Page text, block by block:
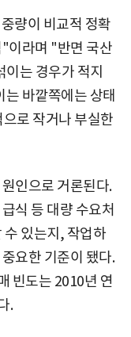
량이 비교적 정확
"이라며 "반면 국산
는 경우가 적지
바깥쪽에는 상태
로 작거나 부실한
인으로 거론된다.
식 등 대량 수요처
수 있는지, 작업하
요한 기준이 됐다.
빈도는 2010년 연
.